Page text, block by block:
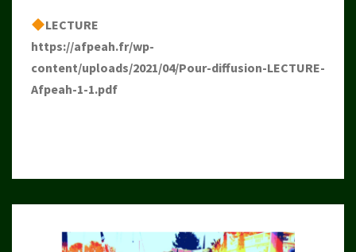
LECTURE
https://afpeah.fr/wp-
content/uploads/2021/04/Pour-diffusion-LECTURE-
Afpeah-1-1.pdf